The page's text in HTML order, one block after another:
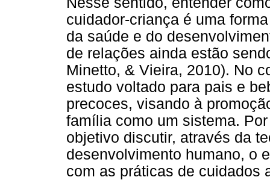
cuidador-criança é uma
da saúde e do
de relações ainda estão
Minetto, & Vieira, 2010). No
estudo voltado para pais e
precoces, visando à
família como um sistema.
objetivo discutir, através da
desenvolvimento humano, o
com as práticas de cuidados